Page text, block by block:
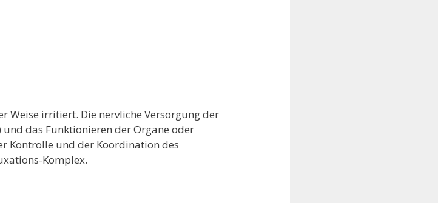
Weise irritiert. Die nervliche Versorgung der
das Funktionieren der Organe oder
Kontrolle und der Koordination des
Komplex.